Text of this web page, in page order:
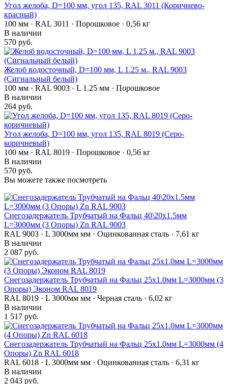
Угол желоба, D=100 мм, угол 135, RAL 3011 (Коричнево-
красный)
100 мм · RAL 3011 · Порошковое · 0,56 кг
В наличии
570 руб.
Желоб водосточный, D=100 мм, L 1.25 м., RAL 9003
(Сигнальный белый)
100 мм · RAL 9003 · L 1.25 мм · Порошковое
В наличии
264 руб.
Угол желоба, D=100 мм, угол 135, RAL 8019 (Серо-
коричневый)
100 мм · RAL 8019 · Порошковое · 0,56 кг
В наличии
570 руб.
Вы можете также посмотреть
Снегозадержатель Трубчатый на Фальц 40\20х1.5мм
L=3000мм (3 Опоры) Zn RAL 9003
RAL 9003 · L 3000мм мм · Оцинкованная сталь · 7,61 кг
В наличии
2 087 руб.
Снегозадержатель Трубчатый на Фальц 25х1.0мм L=3000мм (3
Опоры) Эконом RAL 8019
RAL 8019 · L 3000мм мм · Черная сталь · 6,02 кг
В наличии
1 517 руб.
Снегозадержатель Трубчатый на Фальц 25х1.0мм L=3000мм (4
Опоры) Zn RAL 6018
RAL 6018 · L 3000мм мм · Оцинкованная сталь · 6,31 кг
В наличии
2 043 руб.